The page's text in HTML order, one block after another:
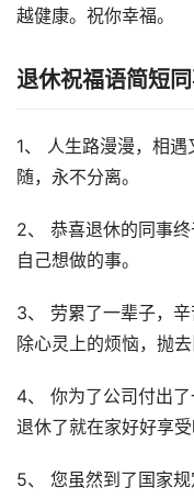
越健康。祝你幸福。
退休祝福语简短同
1、 人生路漫漫，相
随，永不分离。
2、 恭喜退休的同事
自己想做的事。
3、 劳累了一辈子，
除心灵上的烦恼，抛
4、 你为了公司付出
退休了就在家好好享
5、 您虽然到了国家